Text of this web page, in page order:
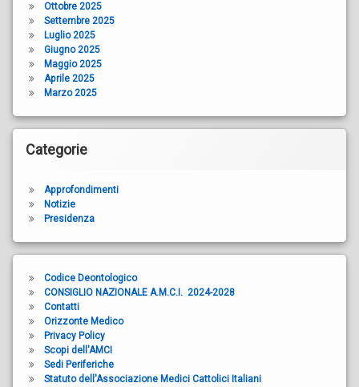
Ottobre 2025
Settembre 2025
Luglio 2025
Giugno 2025
Maggio 2025
Aprile 2025
Marzo 2025
Categorie
Approfondimenti
Notizie
Presidenza
Codice Deontologico
CONSIGLIO NAZIONALE A.M.C.I. 2024-2028
Contatti
Orizzonte Medico
Privacy Policy
Scopi dell'AMCI
Sedi Periferiche
Statuto dell'Associazione Medici Cattolici Italiani